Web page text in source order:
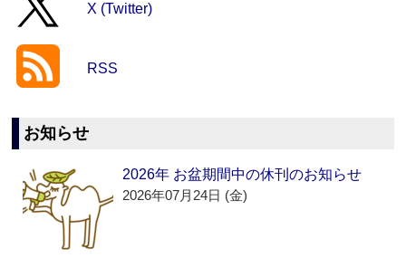
X (Twitter)
RSS
お知らせ
2026年 お盆期間中の休刊のお知らせ
2026年07月24日 (金)